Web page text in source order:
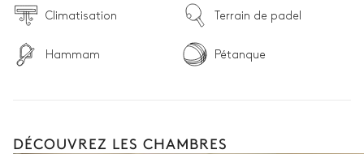
Climatisation Terrain de padel
Hammam Pétanque
DÉCOUVREZ LES CHAMBRES